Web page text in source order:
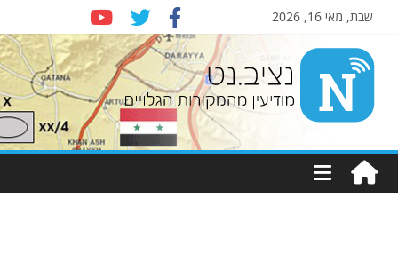
שבת, מאי 16, 2026
Nziv.net
מודיעין
מהמקורות